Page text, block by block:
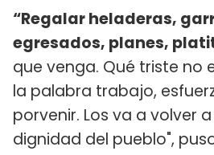
“Regalar heladeras,
egresados, planes,
que venga. Qué triste no
la palabra trabajo,
porvenir. Los va a volver
dignidad del pueblo",